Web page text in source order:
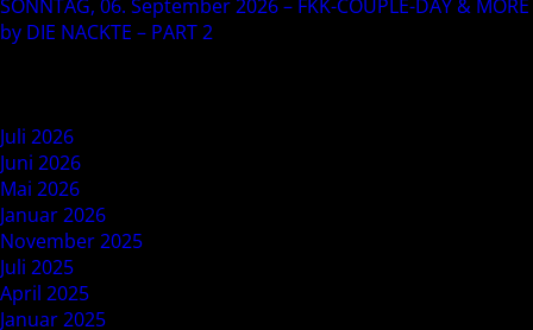
SONNTAG, 06. September 2026 – FKK-COUPLE-DAY & MORE
by DIE NACKTE – PART 2
Juli 2026
Juni 2026
Mai 2026
Januar 2026
November 2025
Juli 2025
April 2025
Januar 2025